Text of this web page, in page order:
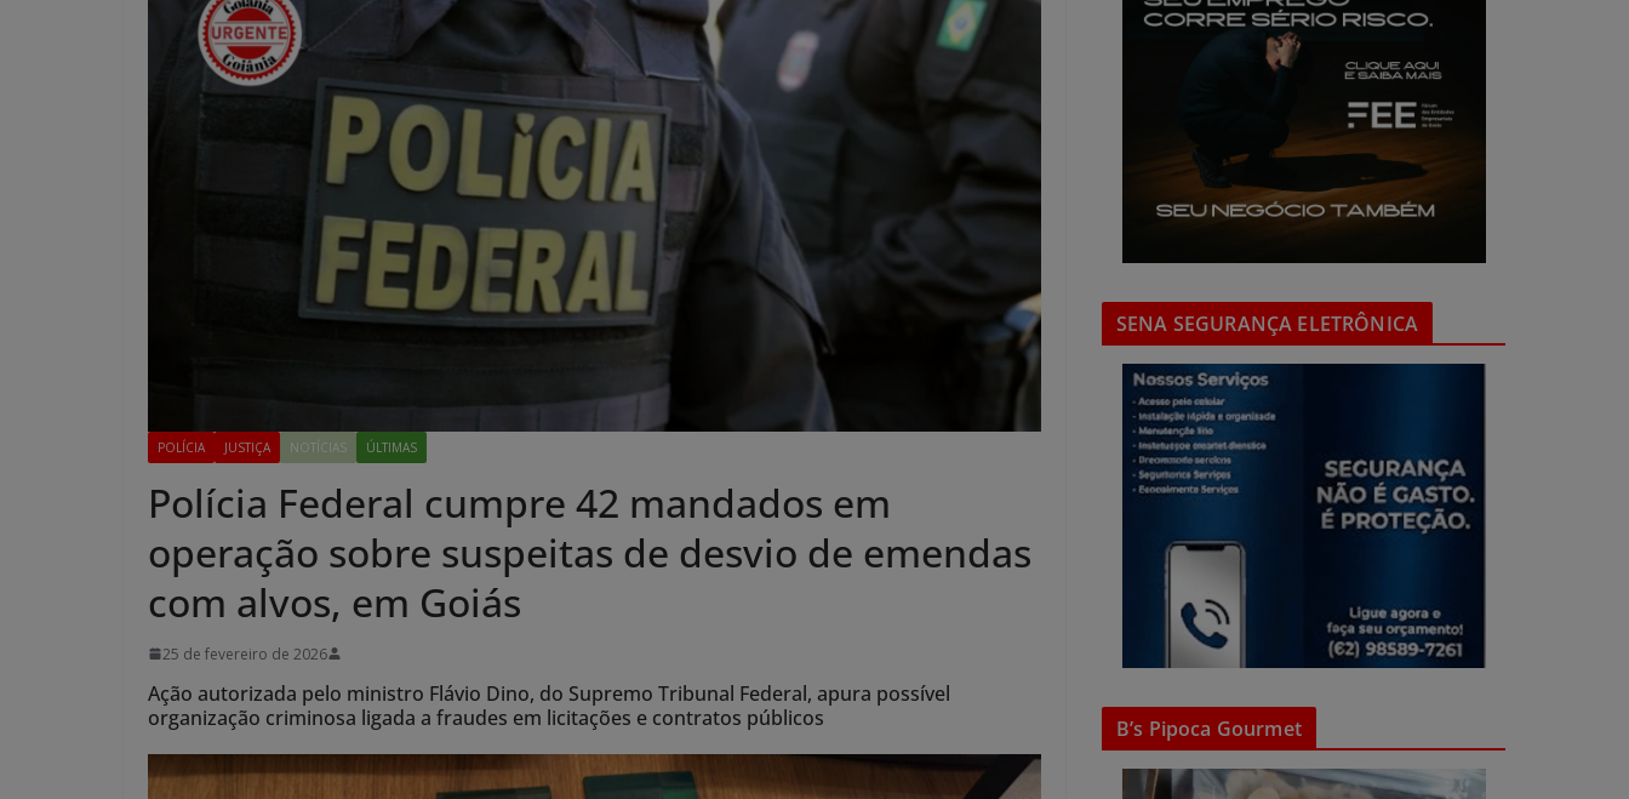
POLÍCIA JUSTIÇA NOTÍCIAS ÚLTIMAS
Polícia Federal cumpre 42 mandados em
operação sobre suspeitas de desvio de emendas
com alvos, em Goiás
25 de fevereiro de 2026
Ação autorizada pelo ministro Flávio Dino, do Supremo Tribunal Federal, apura possível
organização criminosa ligada a fraudes em licitações e contratos públicos
SENA SEGURANÇA ELETRÔNICA
B’s Pipoca Gourmet